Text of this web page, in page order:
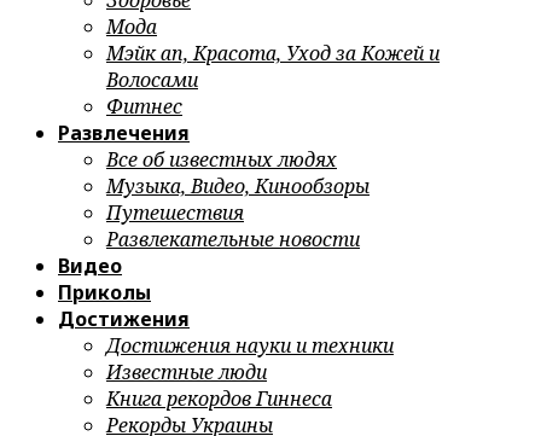
Мода
Мэйк ап, Красота, Уход за Кожей и
Волосами
Фитнес
Развлечения
Все об известных людях
Музыка, Видео, Кинообзоры
Путешествия
Развлекательные новости
Видео
Приколы
Достижения
Достижения науки и техники
Известные люди
Книга рекордов Гиннеса
Рекорды Украины